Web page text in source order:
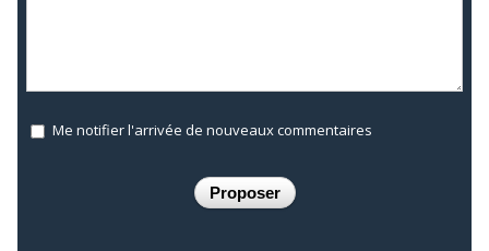
Me notifier l'arrivée de nouveaux commentaires